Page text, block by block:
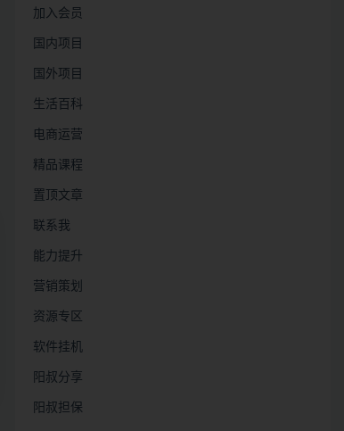
加入会员
国内项目
国外项目
生活百科
电商运营
精品课程
置顶文章
联系我
能力提升
营销策划
资源专区
软件挂机
阳叔分享
阳叔担保